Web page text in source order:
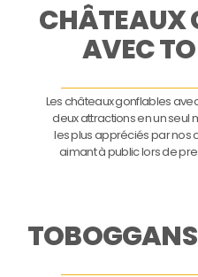
CHÂTEAUX
AVEC
Les châteaux gonflables
deux attractions en un seul
les plus appréciés par nos
aimant à public lors de